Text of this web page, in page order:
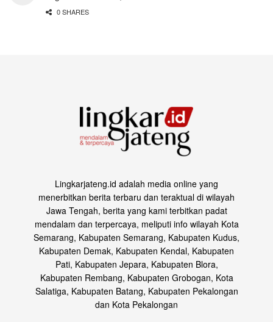
0 SHARES
Lingkarjateng.id adalah media online yang
menerbitkan berita terbaru dan teraktual di wilayah
Jawa Tengah, berita yang kami terbitkan padat
mendalam dan terpercaya, meliputi info wilayah Kota
Semarang, Kabupaten Semarang, Kabupaten Kudus,
Kabupaten Demak, Kabupaten Kendal, Kabupaten
Pati, Kabupaten Jepara, Kabupaten Blora,
Kabupaten Rembang, Kabupaten Grobogan, Kota
Salatiga, Kabupaten Batang, Kabupaten Pekalongan
dan Kota Pekalongan